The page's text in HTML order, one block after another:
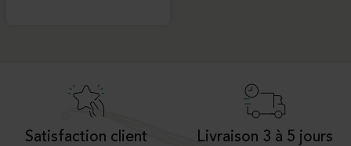
Satisfaction client Livraison 3 à 5 jours